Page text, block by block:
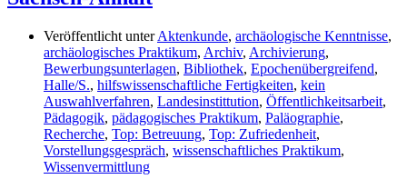
Veröffentlicht unterAktenkunde, archäologische Kenntnisse,
archäologisches Praktikum, Archiv, Archivierung,
Bewerbungsunterlagen, Bibliothek, Epochenübergreifend,
Halle/S., hilfswissenschaftliche Fertigkeiten, kein
Auswahlverfahren, Landesinstittution, Öffentlichkeitsarbeit,
Pädagogik, pädagogisches Praktikum, Paläographie,
Recherche, Top: Betreuung, Top: Zufriedenheit,
Vorstellungsgespräch, wissenschaftliches Praktikum,
Wissenvermittlung